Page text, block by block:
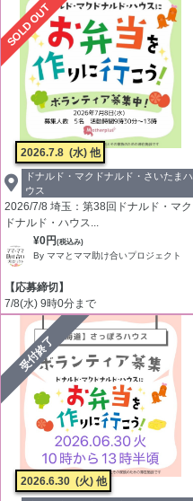
SOLD OUT
2026.7.8 (水) 他
ドナルド・マクドナルド・さいたまハ
ウス
2026/7/8 埼玉：第38回ドナルド・マク
ドナルド・ハウス...
¥0円 (税込み)
By ママとママ助け合いプロジェクト
【応募締切】
7/8(水) 9時0分まで
受付終了
2026.6.30 (火) 他